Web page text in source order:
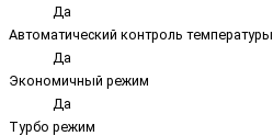
Да
Автоматический контроль температуры
Да
Экономичный режим
Да
Турбо режим